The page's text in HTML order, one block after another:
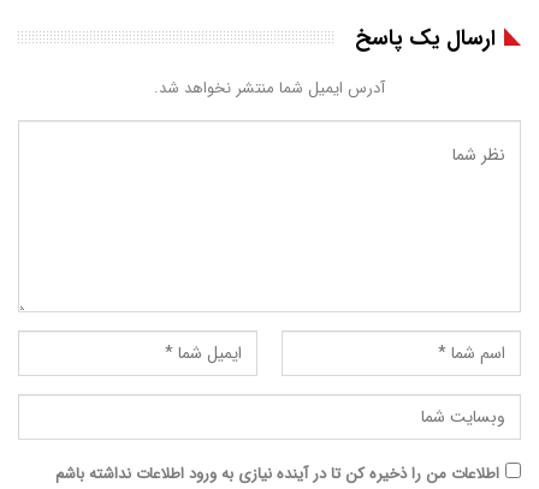
ارسال یک پاسخ
آدرس ایمیل شما منتشر نخواهد شد.
اطلاعات من را ذخیره کن تا در آینده نیازی به ورود اطلاعات نداشته باشم